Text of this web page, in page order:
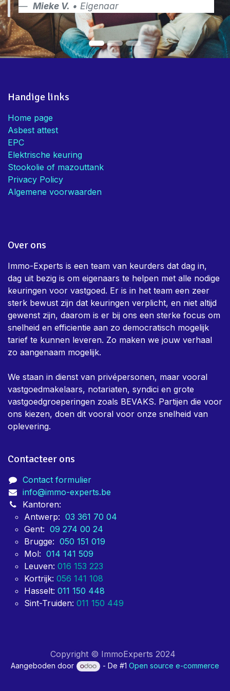
Mieke V. • Eigenaar
Handige links
Home page
Asbest attest
EPC
Elektrische keuring
Stookolie of mazouttank
Privacy Policy
Algemene voorwaarden
Over ons
Immo-Experts is een team van keurders dat dag in,
dag uit bezig is om eigenaars te helpen met alle nodige
keuringen voor vastgoed. Er is in het team een zeer
sterk bewust zijn dat keuringen verplicht, en niet altijd
gewenst zijn, daarom is er bij ons een sterke focus om
snelheid en efficientie aan zo democratisch mogelijk
tarief te kunnen leveren. Zo maken we jouw verhaal
zo aangenaam mogelijk.
We staan in dienst van privépersonen, maar vooral
vastgoedmakelaars, notariaten, syndici en grote
vastgoedgroeperingen zoals BEVAKS. Partijen die voor
ons kiezen, doen dit vooral voor onze snelheid van
oplevering.
Contacteer ons
Contact formulier
info@immo-experts.be
Kantoren:
Antwerp: 03 361 70 04
Gent: 09 274 00 24
Brugge: 050 151 019
Mol: 014 141 509
Leuven: 016 153 223
Kortrijk: 056 141 108
Hasselt: 011 150 448
Sint-Truiden: 011 150 449
Copyright © ImmoExperts 2024
Aangeboden door - De #1Open source e-commerce